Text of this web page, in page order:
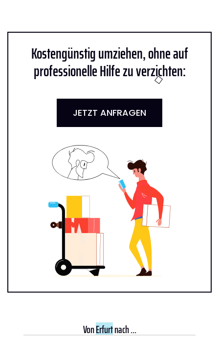
Kostengünstig umziehen, ohne auf
professionelle Hilfe zu verzichten:
JETZT ANFRAGEN
VonErfurtnach ...